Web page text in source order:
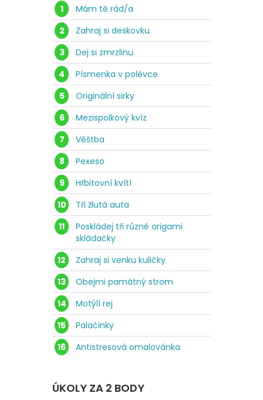
1
Mám tě rád/a
2
Zahraj si deskovku
3
Dej si zmrzlinu
4
Písmenka v polévce
5
Originální sirky
6
Mezispolkový kvíz
7
Věštba
8
Pexeso
9
Hřbitovní kvítí
10
Tři žlutá auta
11
Poskládej tři různé origami
skládačky
12
Zahraj si venku kuličky
13
Obejmi památný strom
14
Motýlí rej
15
Palačinky
16
Antistresová omalovánka
ÚKOLY ZA 2 BODY